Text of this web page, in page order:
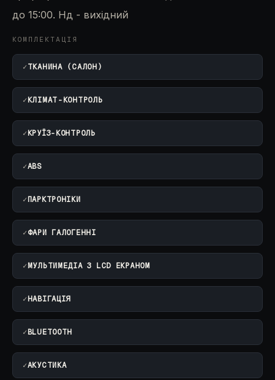
до 15:00. Нд - вихідний
КОМПЛЕКТАЦІЯ
✓ ТКАНИНА (САЛОН)
✓ КЛІМАТ-КОНТРОЛЬ
✓ КРУЇЗ-КОНТРОЛЬ
✓ABS
✓ ПАРКТРОНІКИ
✓ ФАРИ ГАЛОГЕННІ
✓ МУЛЬТИМЕДІА З LCD ЕКРАНОМ
✓ НАВІГАЦІЯ
✓ BLUETOOTH
✓АКУСТИКА